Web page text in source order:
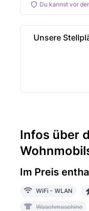
Du kannst vor
Unsere
Infos über
Im Preis
WiFi - WLAN
Waschmaschine